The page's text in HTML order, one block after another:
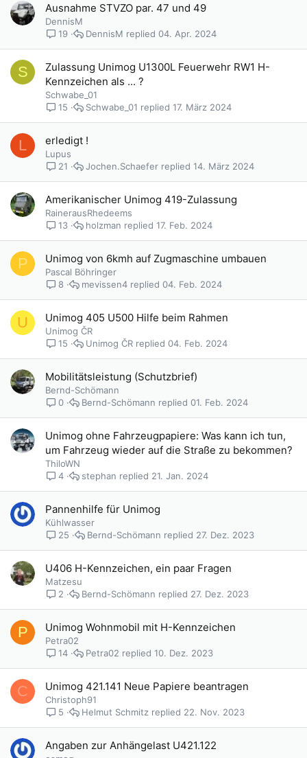
Ausnahme STVZO par. 47 und 49
DennisM
19
04. Apr. 2024
DennisM
S
Zulassung Unimog U1300L Feuerwehr RW1 H-
Kennzeichen als ... ?
Schwabe_01
15
17. März 2024
Schwabe_01
L erledigt !
Lupus
21
14. März 2024
Jochen.Schaefer
Amerikanischer Unimog 419-Zulassung
RainerausRhedeems
13
17. Feb. 2024
holzman
P Unimog von 6kmh auf Zugmaschine umbauen
Pascal Böhringer
8
04. Feb. 2024
mevissen4
U Unimog 405 U500 Hilfe beim Rahmen
Unimog ČR
15
04. Feb. 2024
Unimog ČR
Mobilitätsleistung (Schutzbrief)
Bernd-Schömann
0
01. Feb. 2024
Bernd-Schömann
Unimog ohne Fahrzeugpapiere: Was kann ich tun,
um Fahrzeug wieder auf die Straße zu bekommen?
ThiloWN
4
21. Jan. 2024
stephan
Pannenhilfe für Unimog
Kühlwasser
25
27. Dez. 2023
Bernd-Schömann
U406 H-Kennzeichen, ein paar Fragen
Matzesu
2
27. Dez. 2023
Bernd-Schömann
P Unimog Wohnmobil mit H-Kennzeichen
Petra02
14
10. Dez. 2023
Petra02
C Unimog 421.141 Neue Papiere beantragen
Christoph91
5
22. Nov. 2023
Helmut Schmitz
Angaben zur Anhängelast U421.122